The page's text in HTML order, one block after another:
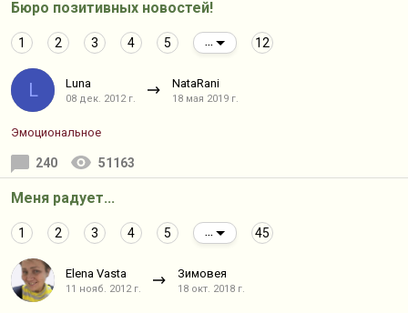
Бюро позитивных новостей!
1 2 3 4 5 12
L Luna
08 дек. 2012 г.
NataRani
18 мая 2019 г.
Эмоциональное
240 51163
Меня радует...
1 2 3 4 5 45
Elena Vasta
11 нояб. 2012 г.
Зимовея
18 окт. 2018 г.